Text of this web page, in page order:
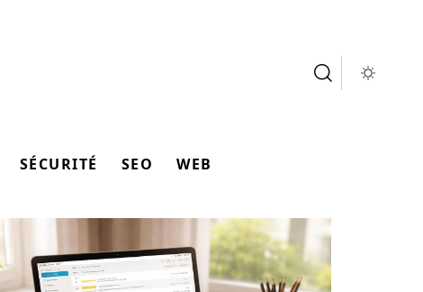
SÉCURITÉ SEO WEB